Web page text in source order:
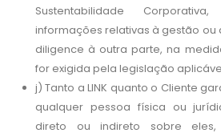
Sustentabilidade
informações relativas à gestão ou
diligence à outra parte, na
for exigida pela legislação
j) Tanto a LINK quanto o Cliente
qualquer pessoa física ou
direto ou indireto sobre